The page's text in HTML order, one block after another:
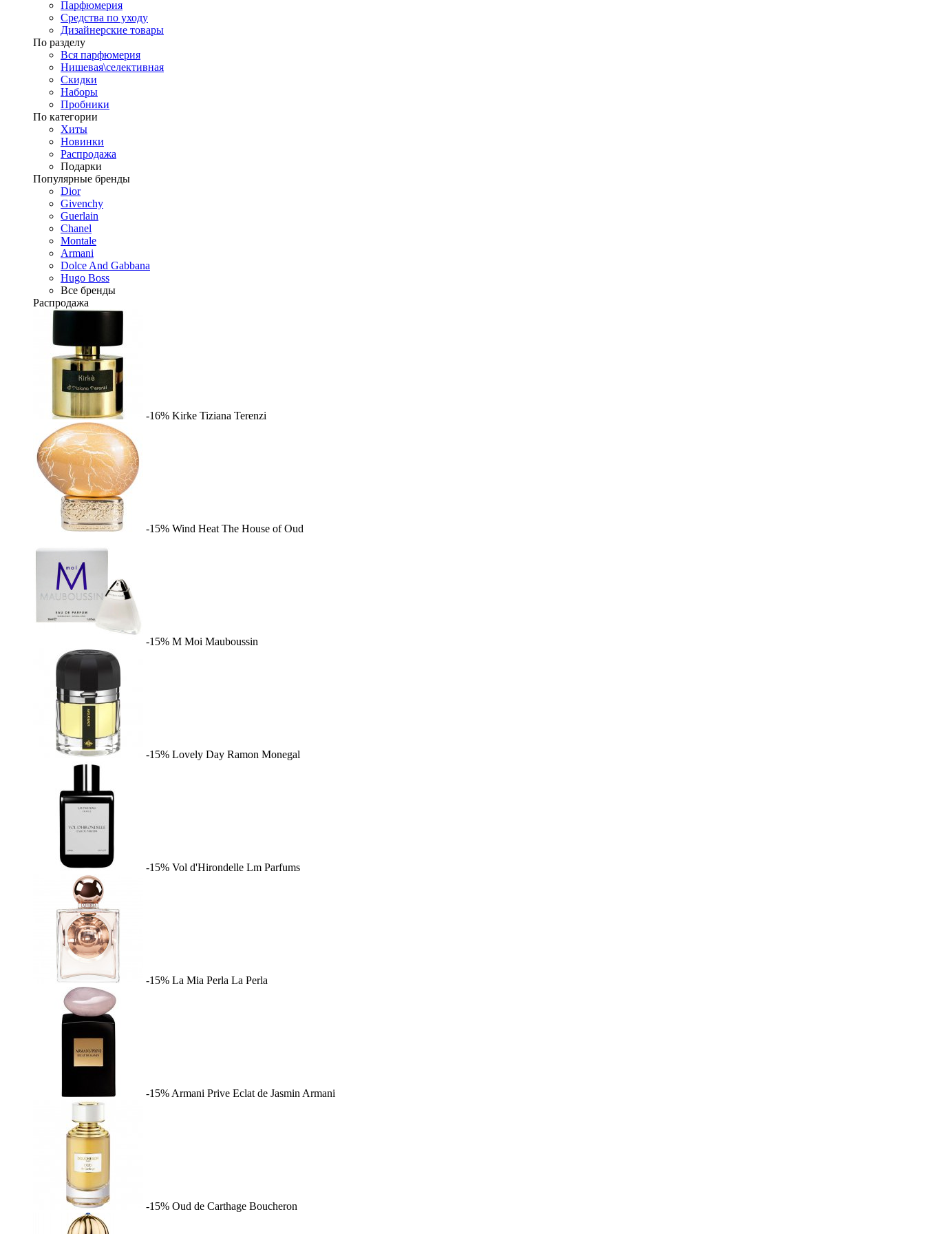
Парфюмерия
Средства по уходу
Дизайнерские товары
По разделу
Вся парфюмерия
Нишевая\селективная
Скидки
Наборы
Пробники
По категории
Хиты
Новинки
Распродажа
Подарки
Популярные бренды
Dior
Givenchy
Guerlain
Chanel
Montale
Armani
Dolce And Gabbana
Hugo Boss
Все бренды
Распродажа
-16% Kirke Tiziana Terenzi
-15% Wind Heat The House of Oud
-15% M Moi Mauboussin
-15% Lovely Day Ramon Monegal
-15% Vol d'Hirondelle Lm Parfums
-15% La Mia Perla La Perla
-15% Armani Prive Eclat de Jasmin Armani
-15% Oud de Carthage Boucheron